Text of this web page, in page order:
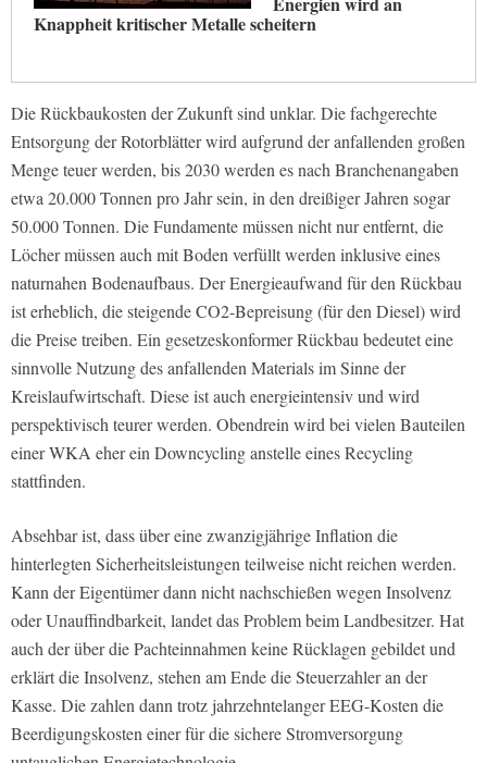
Knappheit kritischer Metalle scheitern
Die Rückbaukosten der Zukunft sind unklar. Die fachgerechte
Entsorgung der Rotorblätter wird aufgrund der anfallenden großen
Menge teuer werden, bis 2030 werden es nach Branchenangaben
etwa 20.000 Tonnen pro Jahr sein, in den dreißiger Jahren sogar
50.000 Tonnen. Die Fundamente müssen nicht nur entfernt, die
Löcher müssen auch mit Boden verfüllt werden inklusive eines
naturnahen Bodenaufbaus. Der Energieaufwand für den Rückbau
ist erheblich, die steigende CO2-Bepreisung (für den Diesel) wird
die Preise treiben. Ein gesetzeskonformer Rückbau bedeutet eine
sinnvolle Nutzung des anfallenden Materials im Sinne der
Kreislaufwirtschaft. Diese ist auch energieintensiv und wird
perspektivisch teurer werden. Obendrein wird bei vielen Bauteilen
einer WKA eher ein Downcycling anstelle eines Recycling
stattfinden.
Absehbar ist, dass über eine zwanzigjährige Inflation die
hinterlegten Sicherheitsleistungen teilweise nicht reichen werden.
Kann der Eigentümer dann nicht nachschießen wegen Insolvenz
oder Unauffindbarkeit, landet das Problem beim Landbesitzer. Hat
auch der über die Pachteinnahmen keine Rücklagen gebildet und
erklärt die Insolvenz, stehen am Ende die Steuerzahler an der
Kasse. Die zahlen dann trotz jahrzehntelanger EEG-Kosten die
Beerdigungskosten einer für die sichere Stromversorgung